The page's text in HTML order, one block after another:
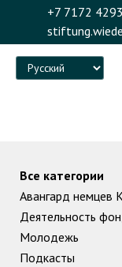
+7 7172
Language
Все категории
Авангард немцев
Деятельность
Молодежь
Подкасты